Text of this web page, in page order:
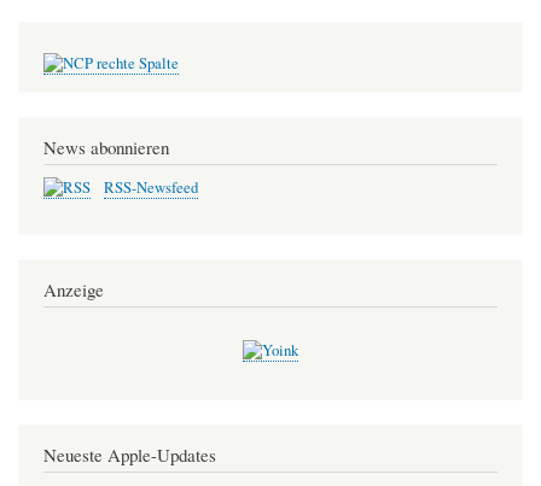
News abonnieren
RSS-Newsfeed
Anzeige
Neueste Apple-Updates